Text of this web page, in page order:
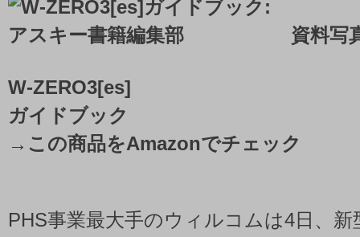
資料写
W-ZERO3[es]
ガイドブック
→ この商品をAmazonでチェック
PHS事業最大手のウィルコムは4日、新